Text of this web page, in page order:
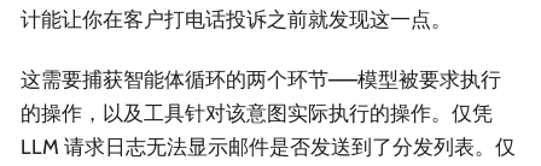
计能让你在客户打电话投诉之前就发现这一点。
这需要捕获智能体循环的两个环节——模型被要求执行
的操作，以及工具针对该意图实际执行的操作。仅凭
LLM 请求日志无法显示邮件是否发送到了分发列表。仅